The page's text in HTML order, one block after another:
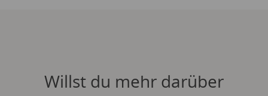
Willst du mehr darüber